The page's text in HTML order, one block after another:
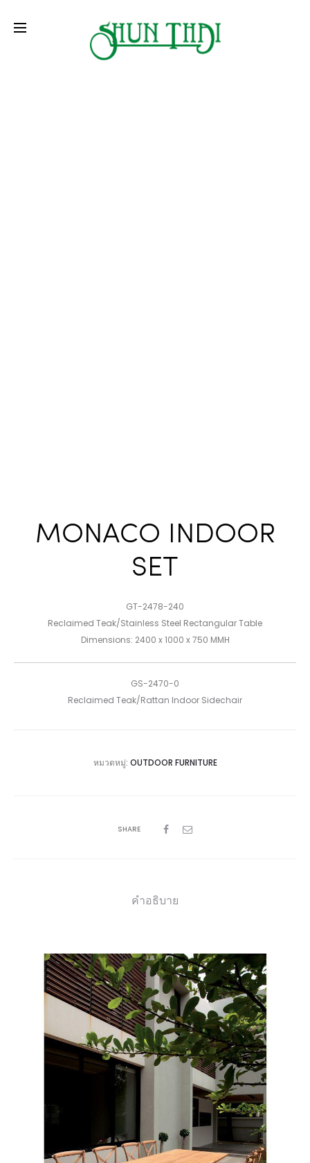
MONACO INDOOR
SET
GT-2478-240
Reclaimed Teak/Stainless Steel Rectangular Table
Dimensions: 2400 x 1000 x 750 MMH
GS-2470-0
Reclaimed Teak/Rattan Indoor Sidechair
หมวดหมู่: OUTDOOR FURNITURE
SHARE
คำอธิบาย